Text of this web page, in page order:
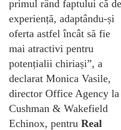
primul rând faptului că
experiență, adaptându-și
oferta astfel încât să fie
mai atractivi pentru
potențialii chiriași”, a
declarat Monica Vasile,
director Office Agency la
Cushman & Wakefield
Echinox, pentru Real